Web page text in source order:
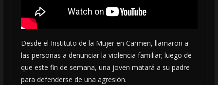
Desde el Instituto de la Mujer en Carmen, llamaron a
las personas a denunciar la violencia familiar; luego de
que este fin de semana, una joven matará a su padre
para defenderse de una agresión.